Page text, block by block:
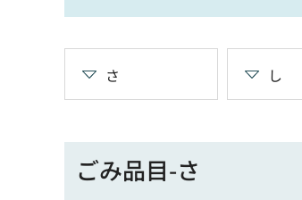
さ し
ごみ品目-さ